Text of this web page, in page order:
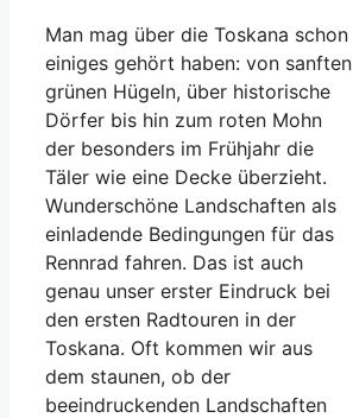
Man mag über die Toskana schon
einiges gehört haben: von sanften
grünen Hügeln, über historische
Dörfer bis hin zum roten Mohn
der besonders im Frühjahr die
Täler wie eine Decke überzieht.
Wunderschöne Landschaften als
einladende Bedingungen für das
Rennrad fahren. Das ist auch
genau unser erster Eindruck bei
den ersten Radtouren in der
Toskana. Oft kommen wir aus
dem staunen, ob der
beeindruckenden Landschaften